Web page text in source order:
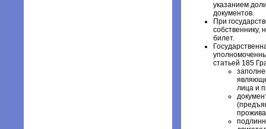
указанием
документов.
При
собственнику,
билет.
статьей 185
лица и